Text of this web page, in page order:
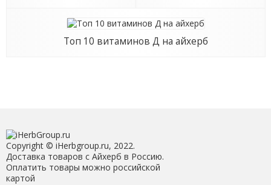
Топ 10 витаминов Д на айхерб
Copyright © iHerbgroup.ru, 2022.
Доставка товаров с Айхерб в Россию.
Оплатить товары можно российской
картой